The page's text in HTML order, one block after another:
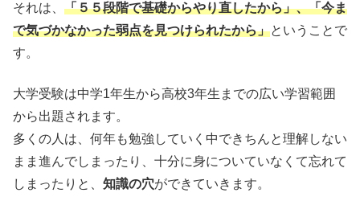
それは、 「５５段階で基礎からやり直したから」、「今ま
で気づかなかった弱点を見つけられたから」ということで
す。
大学受験は中学1年生から高校3年生までの広い学習範囲
から出題されます。
多くの人は、何年も勉強していく中できちんと理解しない
まま進んでしまったり、十分に身についていなくて忘れて
しまったりと、 知識の穴ができていきます。